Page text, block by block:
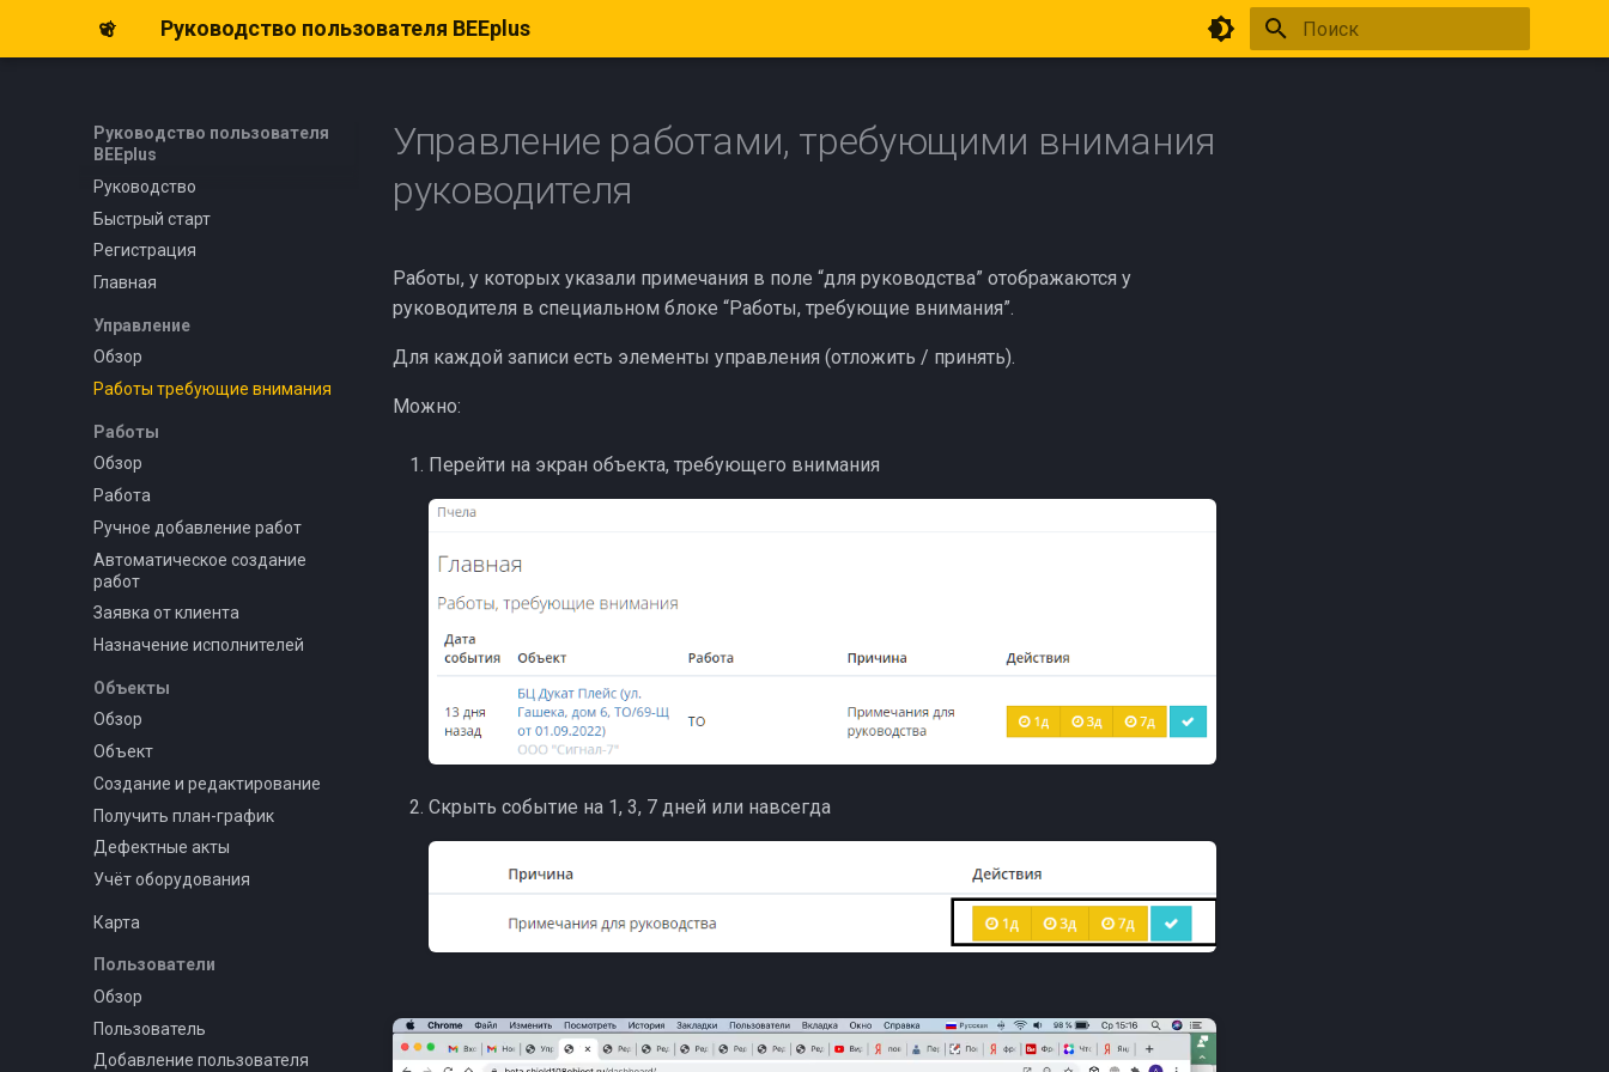
Руководство пользователя BEEplus
Руководство пользователя
BEEplus
Руководство
Быстрый старт
Регистрация
Главная
Управление
Обзор
Работы требующие внимания
Работы
Обзор
Работа
Ручное добавление работ
Автоматическое создание
работ
Заявка от клиента
Назначение исполнителей
Объекты
Обзор
Объект
Создание и редактирование
Получить план-график
Дефектные акты
Учёт оборудования
Карта
Пользователи
Обзор
Пользователь
Добавление пользователя
Управление работами, требующими внимания
руководителя
Работы, у которых указали примечания в поле “для руководства” отображаются у
руководителя в специальном блоке “Работы, требующие внимания”.
Для каждой записи есть элементы управления (отложить / принять).
Можно:
Перейти на экран объекта, требующего внимания
Скрыть событие на 1, 3, 7 дней или навсегда